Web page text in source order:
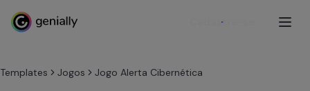
Cadastre-se
Templates Jogos Jogo Alerta Cibernética